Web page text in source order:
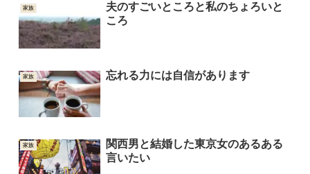
家族
夫のすごいところと私のちょろいと
ころ
家族 忘れる力には自信があります
家族
関西男と結婚した東京女のあるある
言いたい